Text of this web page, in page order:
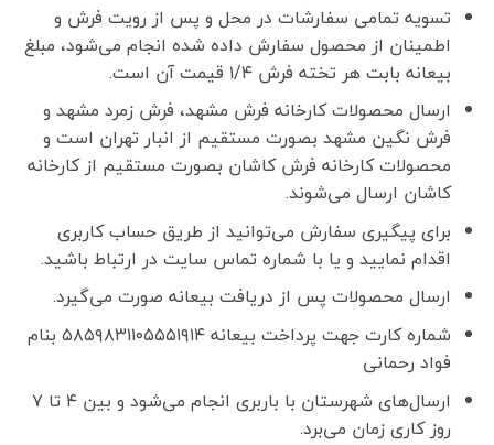
تسویه تمامی سفارشات در محل و پس از رویت فرش و
اطمینان از محصول سفارش داده شده انجام می‌شود، مبلغ
بیعانه بابت هر تخته فرش ۱/۴ قیمت آن است.
ارسال محصولات کارخانه فرش مشهد، فرش زمرد مشهد و
فرش نگین مشهد بصورت مستقیم از انبار تهران است و
محصولات کارخانه فرش کاشان بصورت مستقیم از کارخانه
کاشان ارسال می‌شوند.
برای پیگیری سفارش می‌توانید از طریق حساب کاربری
اقدام نمایید و یا با شماره تماس سایت در ارتباط باشید.
ارسال محصولات پس از دریافت بیعانه صورت می‌گیرد.
شماره کارت جهت پرداخت بیعانه ۵۸۵۹۸۳۱۱۰۵۵۵۱۹۱۴ بنام
فواد رحمانی
ارسال‌های شهرستان با باربری انجام می‌شود و بین ۴ تا ۷
روز کاری زمان می‌برد.